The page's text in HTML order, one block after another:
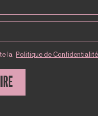
la Politique de Confidentialité